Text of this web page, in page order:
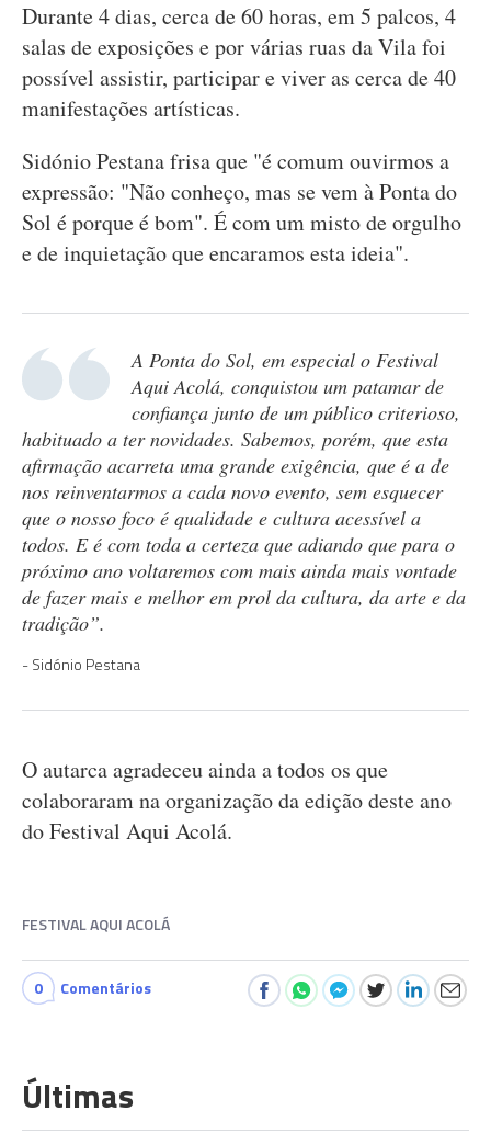
Durante 4 dias, cerca de 60 horas, em 5 palcos, 4
salas de exposições e por várias ruas da Vila foi
possível assistir, participar e viver as cerca de 40
manifestações artísticas.
Sidónio Pestana frisa que "é comum ouvirmos a
expressão: "Não conheço, mas se vem à Ponta do
Sol é porque é bom". É com um misto de orgulho
e de inquietação que encaramos esta ideia".
A Ponta do Sol, em especial o Festival
Aqui Acolá, conquistou um patamar de
confiança junto de um público criterioso,
habituado a ter novidades. Sabemos, porém, que esta
afirmação acarreta uma grande exigência, que é a de
nos reinventarmos a cada novo evento, sem esquecer
que o nosso foco é qualidade e cultura acessível a
todos. E é com toda a certeza que adiando que para o
próximo ano voltaremos com mais ainda mais vontade
de fazer mais e melhor em prol da cultura, da arte e da
tradição”.
Sidónio Pestana
O autarca agradeceu ainda a todos os que
colaboraram na organização da edição deste ano
do Festival Aqui Acolá.
FESTIVAL AQUI ACOLÁ
0 Comentários
Últimas